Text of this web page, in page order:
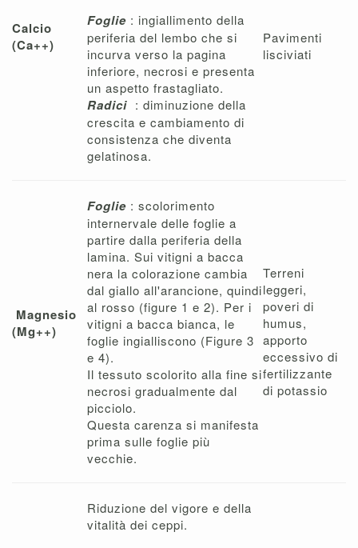
Calcio
(Ca++)
Foglie : ingiallimento della
periferia del lembo che si
incurva verso la pagina
inferiore, necrosi e presenta
un aspetto frastagliato.
Radici : diminuzione della
crescita e cambiamento di
consistenza che diventa
gelatinosa.
Pavimenti
lisciviati
Magnesio
(Mg++)
Foglie : scolorimento
internervale delle foglie a
partire dalla periferia della
lamina. Sui vitigni a bacca
nera la colorazione cambia
dal giallo all'arancione, quindi
al rosso (figure 1 e 2). Per i
vitigni a bacca bianca, le
foglie ingialliscono (Figure 3
e 4).
Il tessuto scolorito alla fine si
necrosi gradualmente dal
picciolo.
Questa carenza si manifesta
prima sulle foglie più
vecchie.
Terreni
leggeri,
poveri di
humus,
apporto
eccessivo di
fertilizzante
di potassio
Riduzione del vigore e della
vitalità dei ceppi.